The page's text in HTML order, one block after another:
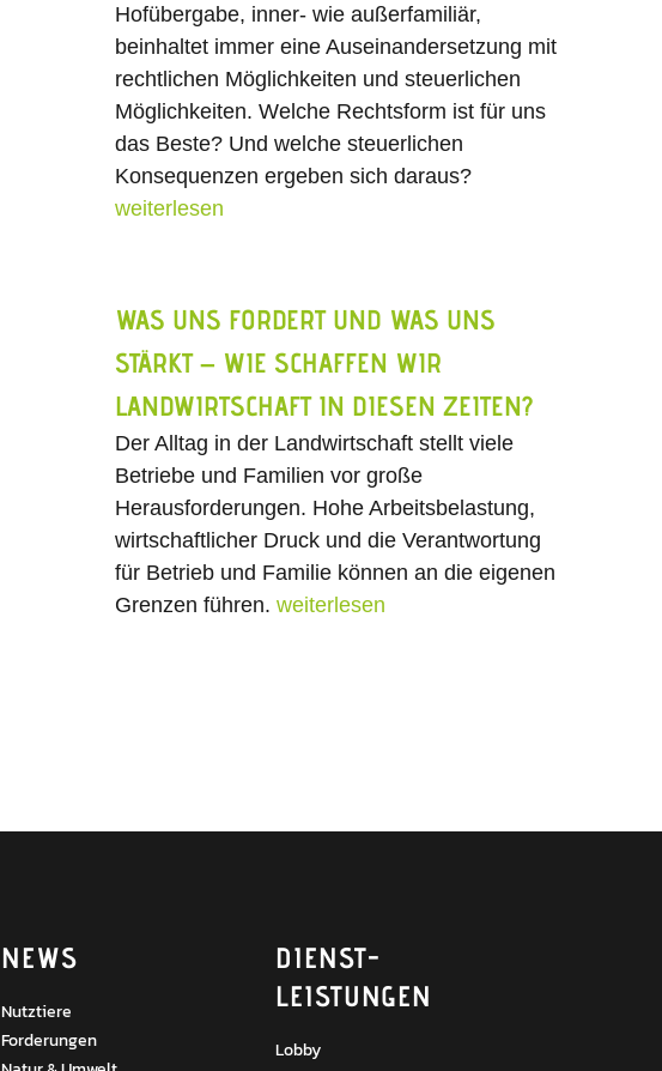
Hofübergabe, inner- wie außerfamiliär,
beinhaltet immer eine Auseinandersetzung mit
rechtlichen Möglichkeiten und steuerlichen
Möglichkeiten. Welche Rechtsform ist für uns
das Beste? Und welche steuerlichen
Konsequenzen ergeben sich daraus?
weiterlesen
WAS UNS FORDERT UND WAS UNS
STÄRKT – WIE SCHAFFEN WIR
LANDWIRTSCHAFT IN DIESEN ZEITEN?
Der Alltag in der Landwirtschaft stellt viele
Betriebe und Familien vor große
Herausforderungen. Hohe Arbeitsbelastung,
wirtschaftlicher Druck und die Verantwortung
für Betrieb und Familie können an die eigenen
Grenzen führen. weiterlesen
NEWS
Nutztiere
Forderungen
DIENST­
LEISTUNGEN
Lobby